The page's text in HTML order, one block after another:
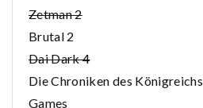
Zetman 2
Brutal 2
Dai Dark 4
Die Chroniken des Königreichs
Games